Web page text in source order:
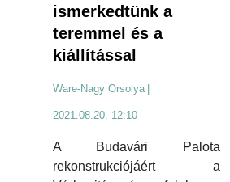
ismerkedtünk a
teremmel és a
kiállítással
Ware-Nagy Orsolya
2021.08.20. 12:10
A Budavári Palota
rekonstrukciójáért a